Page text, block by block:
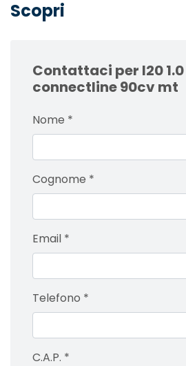
Scopri
Contattaci per I20
connectline 90cv mt
Nome *
Cognome *
Email *
Telefono *
C.A.P. *